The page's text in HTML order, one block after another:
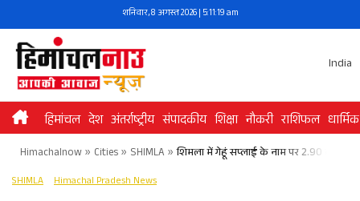
to
content
शनिवार, 8 अगस्त 2026 | 5:11:19 am
India
हिमांचल देश अंतर्राष्ट्रीय संपादकीय शिक्षा नौकरी राशिफल धार्मिक
Himachalnow» Cities» SHIMLA » शिमला में गेहूं सप्लाई के नाम पर 2.90 लाख की
SHIMLA Himachal Pradesh News